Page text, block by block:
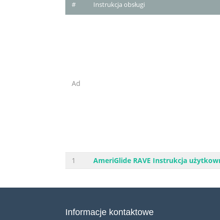
# Instrukcja obsługi
Ad
1 AmeriGlide RAVE Instrukcja
Informacje kontaktowe